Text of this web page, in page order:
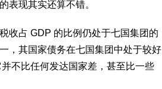
现其实还算不错。
占 GDP 的比例仍处于七国集团的
，其国家债务在七国集团中处于较好
不比任何发达国家差，甚至比一些